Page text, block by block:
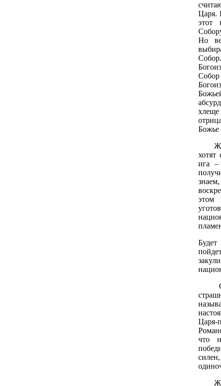
Царя.
этот
Но
Божье
Ж.Б.
хотят
ига –
этом
Будет
О.Р.
что
Ж.Б.